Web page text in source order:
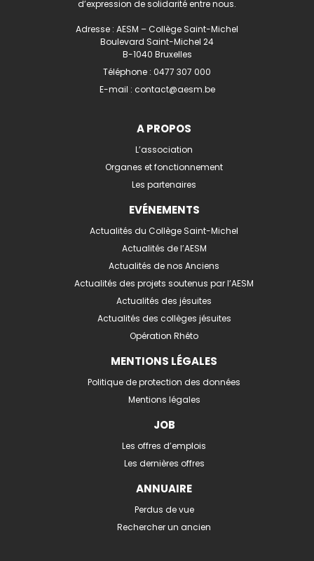
d’expression de solidarité entre nous.
Adresse : AESM – Collège Saint-Michel
Boulevard Saint-Michel 24
B-1040 Bruxelles
Téléphone : 0477 307 000
E-mail : contact@aesm.be
A PROPOS
L’association
Organes et fonctionnement
Les partenaires
EVÉNEMENTS
Actualités du Collège Saint-Michel
Actualités de l’AESM
Actualités de nos Anciens
Actualités des projets soutenus par l’AESM
Actualités des jésuites
Actualités des collèges jésuites
Opération Rhéto
MENTIONS LÉGALES
Politique de protection des données
Mentions légales
JOB
Les offres d’emplois
Les dernières offres
ANNUAIRE
Perdus de vue
Rechercher un ancien